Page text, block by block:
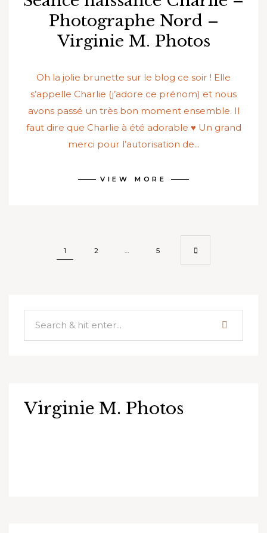
Photographe Nord –
Virginie M. Photos
Oh la jolie brunette sur le blog ce soir ! Elle
s’appelle Charlie (j’adore ce prénom) et nous
avons passé un très bon moment ensemble. Il
faut dire que Charlie à été adorable ♥ Un grand
merci pour l’autorisation de...
VIEW MORE
Pagination
1 2 … 5
Virginie M. Photos